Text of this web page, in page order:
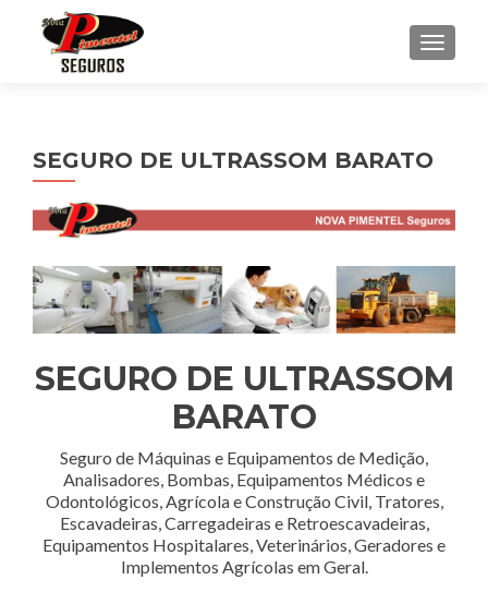
SEGURO DE ULTRASSOM BARATO
SEGURO DE ULTRASSOM
BARATO
Seguro de Máquinas e Equipamentos de Medição,
Analisadores, Bombas, Equipamentos Médicos e
Odontológicos, Agrícola e Construção Civil, Tratores,
Escavadeiras, Carregadeiras e Retroescavadeiras,
Equipamentos Hospitalares, Veterinários, Geradores e
Implementos Agrícolas em Geral.